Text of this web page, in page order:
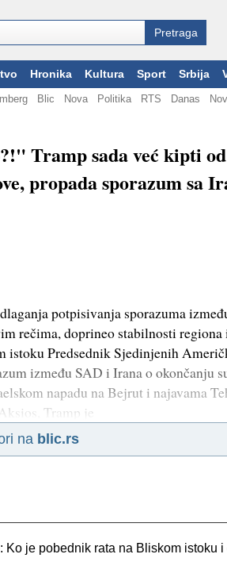
Hronika Kultura Sport Srbija
Blic Nova Politika RTS Danas
Tramp sada već kipti od
propada sporazum sa
potpisivanja sporazuma
rečima, doprineo stabilnosti
istoku Predsednik Sjedinjenih
između SAD i Irana o okončanju
napadu na Bejrut i najavama
Tramp je
na blic.rs
Ko je pobednik rata na Bliskom istoku